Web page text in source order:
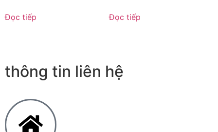
Đọc tiếp Đọc tiếp
thông tin liên hệ